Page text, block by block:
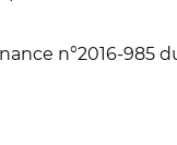
n°2016-985